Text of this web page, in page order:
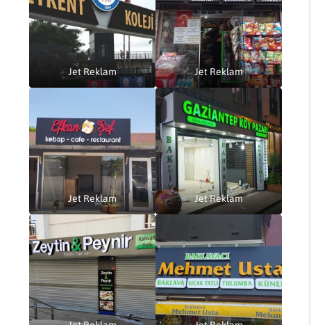
Jet Reklam Jet Reklam
Jet Reklam Jet Reklam